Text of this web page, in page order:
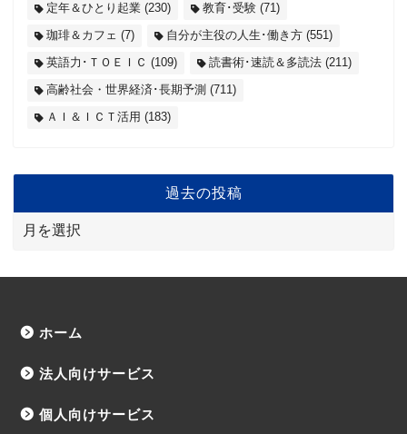
定年＆ひとり起業 (230) 教育･受験 (71)
珈琲＆カフェ (7) 自分が主役の人生･働き方 (551)
英語力･ＴＯＥＩＣ (109) 読書術･速読＆多読法 (211)
高齢社会・世界経済･長期予測 (711)
ＡＩ＆ＩＣＴ活用 (183)
過去の投稿
ホーム
法人向けサービス
個人向けサービス